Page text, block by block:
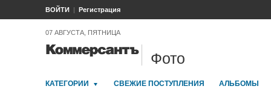
ВОЙТИ Регистрация
07 АВГУСТА, ПЯТНИЦА
Фото
КАТЕГОРИИ СВЕЖИЕ ПОСТУПЛЕНИЯ АЛЬБОМЫ